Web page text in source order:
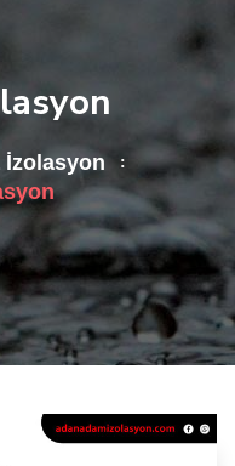
İzolasyon